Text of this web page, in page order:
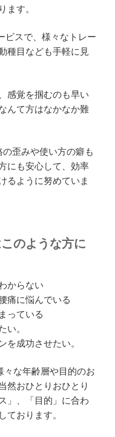
ます。
ビスで、様々なトレー
種目なども手軽に見
感覚を掴むのも早い
んて方はなかなか難
歪みや使い方の癖も
にも安心して、効率
るように努めていま
のような方に
からない
痛に悩んでいる
っている
い。
を成功させたい。
々な年齢層や目的のお
然おひとりおひとり
」、「目的」に合わ
ております。